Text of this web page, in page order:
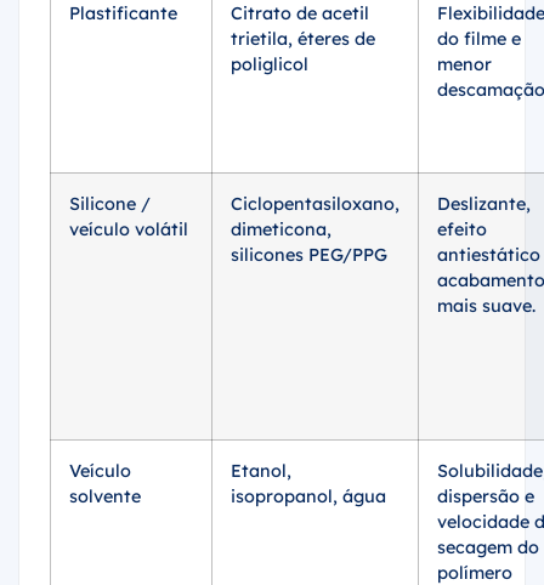
Plastificante
Citrato de acetil
trietila, éteres de
poliglicol
Flexibilidade
do filme e
menor
Silicone /
veículo volátil
Ciclopentasiloxano,
dimeticona,
silicones PEG/PPG
Deslizante,
efeito
antiestático
acabamento
mais suave.
Veículo
solvente
Etanol,
isopropanol, água
dispersão e
velocidade
secagem do
polímero